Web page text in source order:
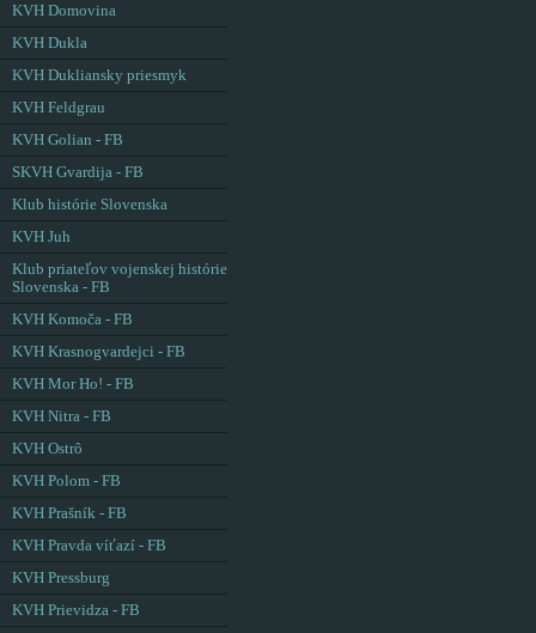
KVH Domovina
KVH Dukla
KVH Dukliansky priesmyk
KVH Feldgrau
KVH Golian - FB
SKVH Gvardija - FB
Klub histórie Slovenska
KVH Juh
Klub priateľov vojenskej histórie
Slovenska - FB
KVH Komoča - FB
KVH Krasnogvardejci - FB
KVH Mor Ho! - FB
KVH Nitra - FB
KVH Ostrô
KVH Polom - FB
KVH Prašník - FB
KVH Pravda víťazí - FB
KVH Pressburg
KVH Prievidza - FB